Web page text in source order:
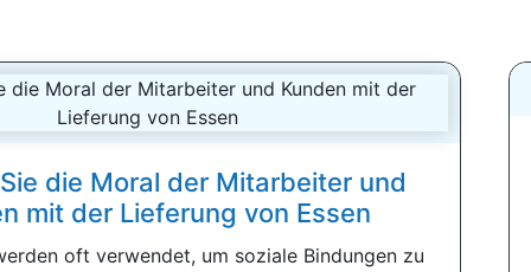
die Moral der Mitarbeiter und
mit der Lieferung von Essen
oft verwendet, um soziale Bindungen zu